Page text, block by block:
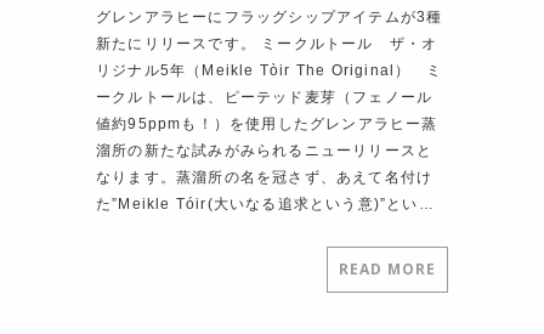
グレンアラヒーにフラッグシップアイテムが3種
新たにリリースです。 ミークルトール ザ・オ
リジナル5年（Meikle Tòir The Original） ミ
ークルトールは、ピーテッド麦芽（フェノール
値約95ppmも！）を使用したグレンアラヒー蒸
溜所の新たな試みがみられるニューリリースと
なります。蒸溜所の名を冠さず、あえて名付け
た”Meikle Tóir(大いなる追求という意)”とい…
READ MORE